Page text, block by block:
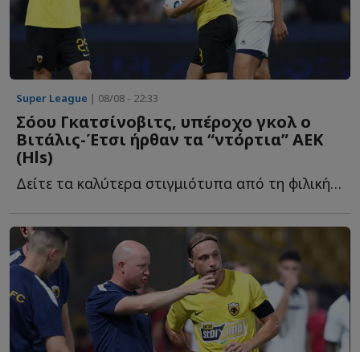
Super League | 08/08 - 22:33
Σόου Γκατσίνοβιτς, υπέροχο γκολ ο
Βιτάλις-Έτσι ήρθαν τα “ντόρτια” ΑΕΚ
(Ηls)
Δείτε τα καλύτερα στιγμιότυπα από τη φιλική νίκη της Έ...